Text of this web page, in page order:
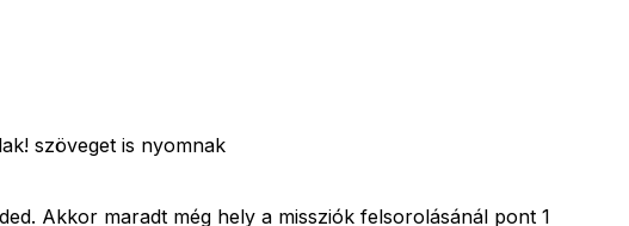
szöveget is nyomnak
Akkor maradt még hely a missziók felsorolásánál pont 1